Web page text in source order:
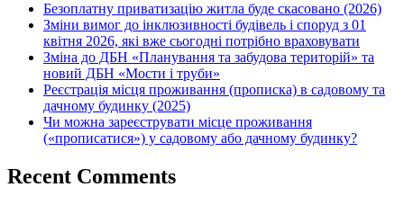
Безоплатну приватизацію житла буде скасовано (2026)
Зміни вимог до інклюзивності будівель і споруд з 01
квітня 2026, які вже сьогодні потрібно враховувати
Зміна до ДБН «Планування та забудова територій» та
новий ДБН «Мости і труби»
Реєстрація місця проживання (прописка) в садовому та
дачному будинку (2025)
Чи можна зареєструвати місце проживання
(«прописатися») у садовому або дачному будинку?
Recent Comments